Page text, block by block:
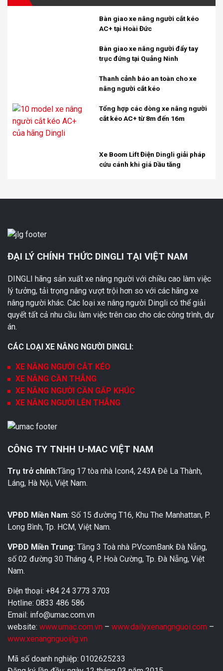
Bàn giao xe nâng người cắt kéo
AC+ tại Hoài Đức
Bàn giao xe nâng người đẩy tay
trục đứng tại Quảng Ninh
Thanh cảnh báo an toàn cho xe
nâng người cắt kéo
Tổng hợp các dòng xe nâng người
cắt kéo AC+ từ 8m đến 16m
Xe Boom Lift Điện Dingli giải pháp
cứu cánh khi giá Dầu tăng
ĐẠI LÝ CHÍNH THỨC DINGLI TẠI VIỆT NAM
DINGLI hãng sản xuất xe nâng người với chiều cao làm việc
lý tưởng, tải trọng nâng vượt trội hơn so với các hãng xe
nâng người khác. Các loại xe nâng người Dingli có thể giải
quyết tất cả nhu cầu làm việc trên cao cho các công trình, dự
án.
CÁC LOẠI XE NÂNG NGƯỜI DINGLI:
XE NÂNG NGƯỜI CẮT KÉO
XE NÂNG CẦN THẲNG
XE NÂNG NGƯỜI CẦN GẤP KHÚC
XE NÂNG NGƯỜI LÊN THẲNG
CÔNG TY TNHH U-MAC VIỆT NAM
Trụ trở chính:Tầng 17 tòa nhà Icon4, 243A Đê La Thành,
Láng, Hà Nội, Việt Nam.
VPĐD Miền Nam: Số 15 đường T16, Khu The Manhattan, P.
Long Bình, Tp. HCM, Việt Nam.
VPĐD Miền Trung: Tầng 3 Toà nhà PVcomBank Đà Nẵng,
số 02 đường 30 Tháng 4, P. Hoà Cường, Tp. Đà Nẵng, Việt
Nam.
Điện thoại: +84 24 3773 3703
Hotline: 0833 486 586
Email: info@umac.com.vn
website: www.umac.com.vn – www.dailyxenangnguoi.com –
www.xenangnguoijlg.vn
Mã số doanh nghiệp: 0102625233